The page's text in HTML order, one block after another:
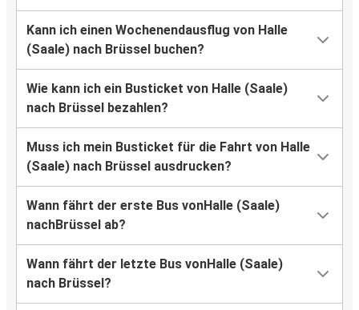
Kann ich einen Wochenendausflug von Halle
(Saale) nach Brüssel buchen?
Wie kann ich ein Busticket von Halle (Saale)
nach Brüssel bezahlen?
Muss ich mein Busticket für die Fahrt von Halle
(Saale) nach Brüssel ausdrucken?
Wann fährt der erste Bus vonHalle (Saale)
nachBrüssel ab?
Wann fährt der letzte Bus vonHalle (Saale)
nach Brüssel?